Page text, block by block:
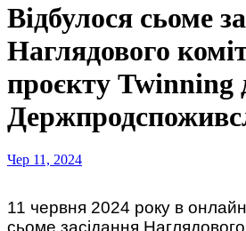
Відбулося сьоме
Наглядового
проєкту Twinning
Чер 11, 2024
11 червня 2024 року в онлайн-режимі відбулося
сьоме засідання Наглядового